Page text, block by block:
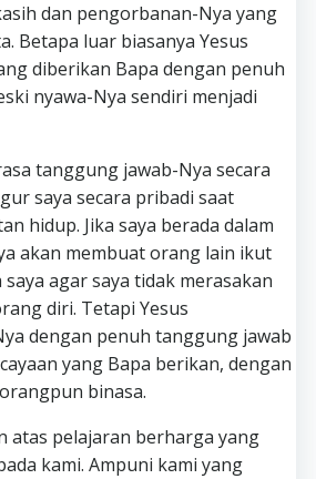
dan pengorbanan-Nya yang
Betapa luar biasanya Yesus
diberikan Bapa dengan penuh
nyawa-Nya sendiri menjadi
tanggung jawab-Nya secara
saya secara pribadi saat
hidup. Jika saya berada dalam
akan membuat orang lain ikut
agar saya tidak merasakan
diri. Tetapi Yesus
dengan penuh tanggung jawab
yang Bapa berikan, dengan
binasa.
atas pelajaran berharga yang
kami. Ampuni kami yang